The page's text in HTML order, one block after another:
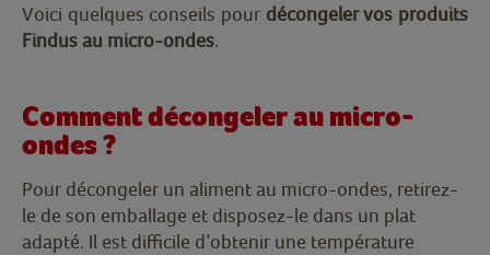
Voici quelques conseils pour décongeler vos produits
Findus au micro-ondes.
Comment décongeler au micro-
ondes ?
Pour décongeler un aliment au micro-ondes, retirez-
le de son emballage et disposez-le dans un plat
adapté. Il est difficile d’obtenir une température